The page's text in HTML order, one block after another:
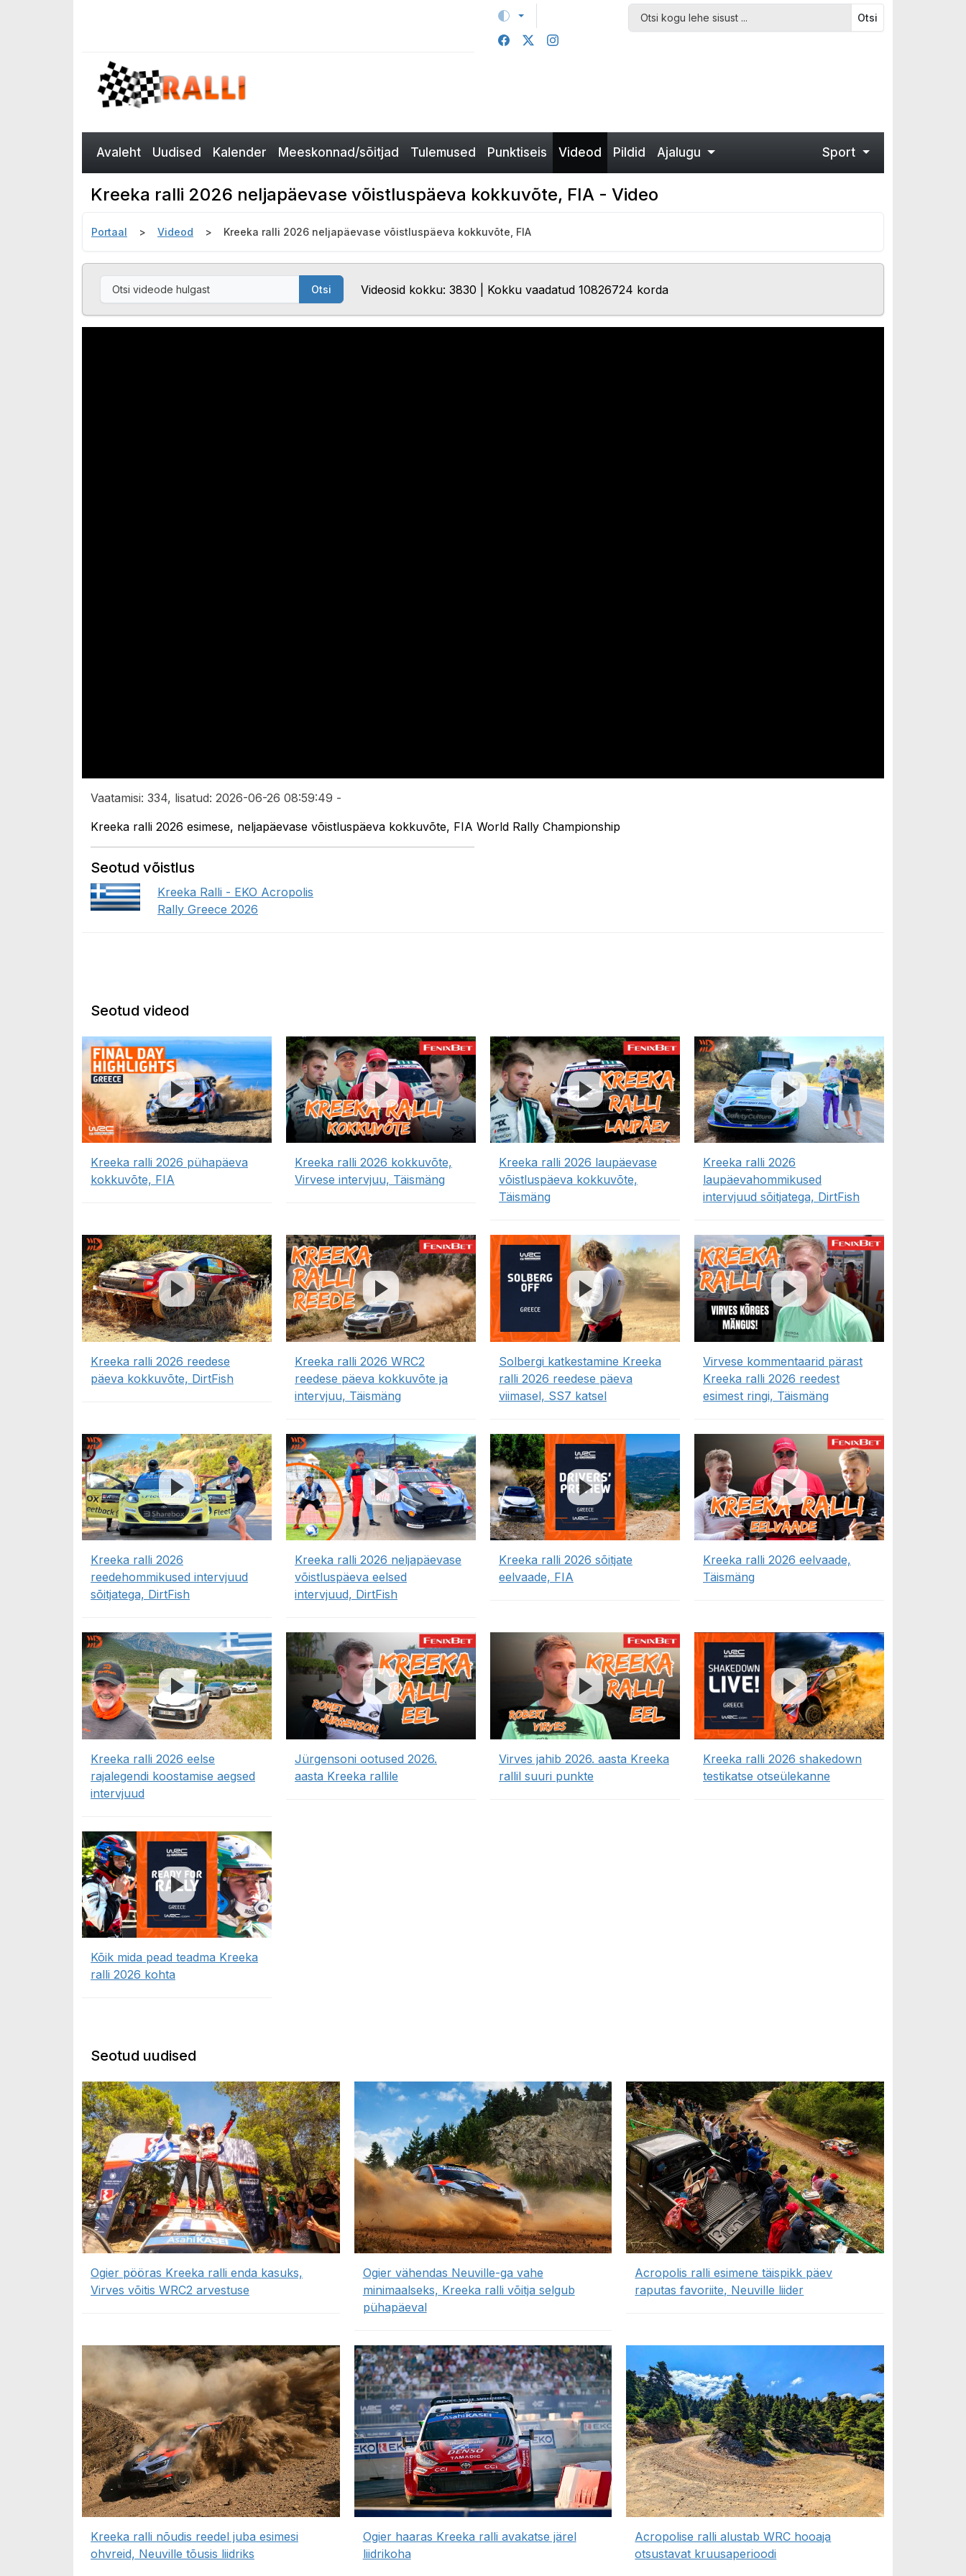
Otsi
Avaleht Uudised Kalender Meeskonnad/sõitjad Tulemused Punktiseis Videod Pildid Ajalugu Sport
Kreeka ralli 2026 neljapäevase võistluspäeva kokkuvõte, FIA - Video
Portaal Videod Kreeka ralli 2026 neljapäevase võistluspäeva kokkuvõte, FIA
Otsi Videosid kokku: 3830 | Kokku vaadatud 10826724 korda
Vaatamisi: 334, lisatud: 2026-06-26 08:59:49 -
Kreeka ralli 2026 esimese, neljapäevase võistluspäeva kokkuvõte, FIA World Rally Championship
Seotud võistlus
Kreeka Ralli - EKO Acropolis
Rally Greece 2026
Seotud videod
Kreeka ralli 2026 pühapäeva
kokkuvõte, FIA
Kreeka ralli 2026 kokkuvõte,
Virvese intervjuu, Täismäng
Kreeka ralli 2026 laupäevase
võistluspäeva kokkuvõte,
Täismäng
Kreeka ralli 2026
laupäevahommikused
intervjuud sõitjatega, DirtFish
Kreeka ralli 2026 reedese
päeva kokkuvõte, DirtFish
Kreeka ralli 2026 WRC2
reedese päeva kokkuvõte ja
intervjuu, Täismäng
Solbergi katkestamine Kreeka
ralli 2026 reedese päeva
viimasel, SS7 katsel
Virvese kommentaarid pärast
Kreeka ralli 2026 reedest
esimest ringi, Täismäng
Kreeka ralli 2026
reedehommikused intervjuud
sõitjatega, DirtFish
Kreeka ralli 2026 neljapäevase
võistluspäeva eelsed
intervjuud, DirtFish
Kreeka ralli 2026 sõitjate
eelvaade, FIA
Kreeka ralli 2026 eelvaade,
Täismäng
Kreeka ralli 2026 eelse
rajalegendi koostamise aegsed
intervjuud
Jürgensoni ootused 2026.
aasta Kreeka rallile
Virves jahib 2026. aasta Kreeka
rallil suuri punkte
Kreeka ralli 2026 shakedown
testikatse otseülekanne
Kõik mida pead teadma Kreeka
ralli 2026 kohta
Seotud uudised
Ogier pööras Kreeka ralli enda kasuks,
Virves võitis WRC2 arvestuse
Ogier vähendas Neuville-ga vahe
minimaalseks, Kreeka ralli võitja selgub
pühapäeval
Acropolis ralli esimene täispikk päev
raputas favoriite, Neuville liider
Kreeka ralli nõudis reedel juba esimesi
ohvreid, Neuville tõusis liidriks
Ogier haaras Kreeka ralli avakatse järel
liidrikoha
Acropolise ralli alustab WRC hooaja
otsustavat kruusaperioodi